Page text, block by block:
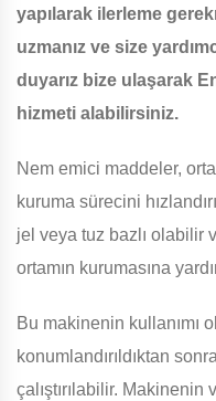
yapılarak ilerleme
uzmanız ve size
duyarız bize ulaşarak
hizmeti alabilirsiniz.
Nem emici maddeler,
kuruma sürecini
jel veya tuz bazlı olabilir
ortamın kurumasına
Bu makinenin kullanımı
konumlandırıldıktan
çalıştırılabilir. Makinenin